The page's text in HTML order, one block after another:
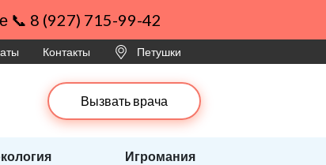
📞 8 (927) 715-99-42
Контакты Петушки
Вызвать врача
Игромания